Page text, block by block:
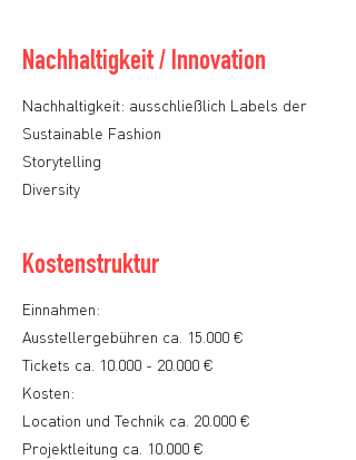
Nachhaltigkeit / Innovation
Nachhaltigkeit: ausschließlich Labels der
Sustainable Fashion
Storytelling
Diversity
Kostenstruktur
Einnahmen:
Ausstellergebühren ca. 15.000 €
Tickets ca. 10.000 - 20.000 €
Kosten:
Location und Technik ca. 20.000 €
Projektleitung ca. 10.000 €